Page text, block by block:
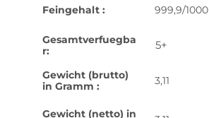
Feingehalt : 999,9/1000
Gesamtverfuegba
r:
5+
Gewicht (brutto)
in Gramm :
3,11
Gewicht (netto) in